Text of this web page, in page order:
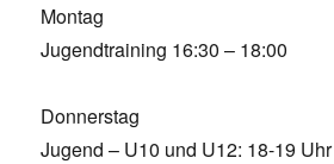
Montag
Jugendtraining 16:30 – 18:00
Donnerstag
Jugend – U10 und U12: 18-19 Uhr